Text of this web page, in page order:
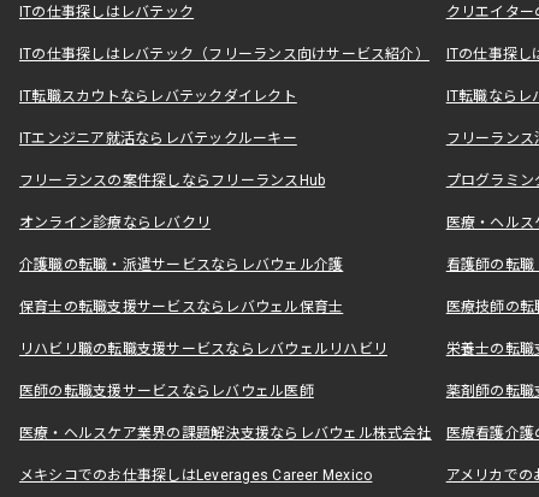
ITの仕事探しはレバテック クリエイタ
ITの仕事探しはレバテック（フリーランス向けサービス紹介） ITの仕事探
IT転職スカウトならレバテックダイレクト IT転職なら
ITエンジニア就活ならレバテックルーキー フリーラン
フリーランスの案件探しならフリーランスHub プログラミ
オンライン診療ならレバクリ 医療・ヘル
介護職の転職・派遣サービスならレバウェル介護 看護師の転
保育士の転職支援サービスならレバウェル保育士 医療技師の
リハビリ職の転職支援サービスならレバウェルリハビリ 栄養士の転
医師の転職支援サービスならレバウェル医師 薬剤師の転
医療・ヘルスケア業界の課題解決支援ならレバウェル株式会社 医療看護介
メキシコでのお仕事探しはLeverages Career Mexico アメリカで